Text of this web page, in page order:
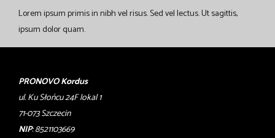
Lorem ipsum primis in nibh vel risus. Sed vel lectus. Ut sagittis,
ipsum dolor quam.
PRONOVO Kordus
ul. Ku Słońcu 24F lokal 1
71-073 Szczecin
NIP: 8521103669